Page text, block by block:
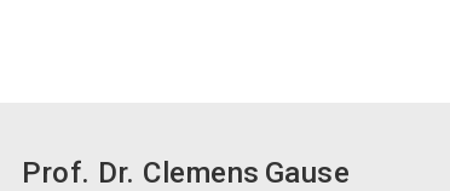
Prof. Dr. Clemens Gause